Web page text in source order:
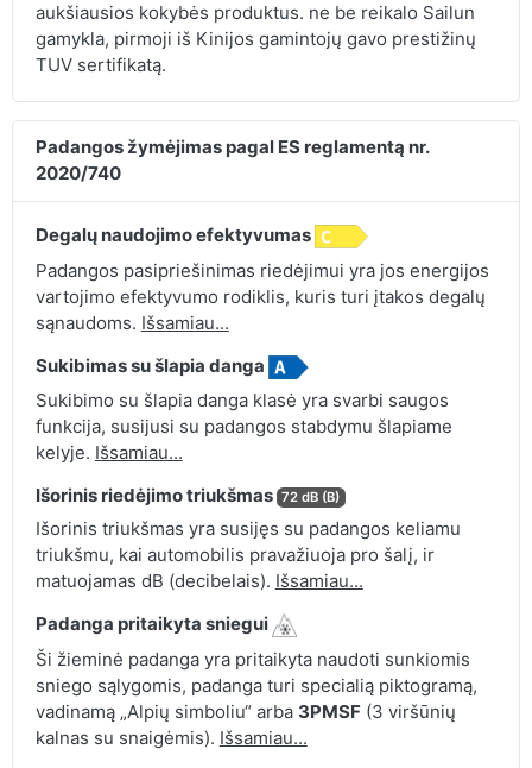
aukšiausios kokybės produktus. ne be reikalo Sailun
gamykla, pirmoji iš Kinijos gamintojų gavo prestižinų
TUV sertifikatą.
Padangos žymėjimas pagal ES reglamentą nr.
2020/740
Degalų naudojimo efektyvumas
Padangos pasipriešinimas riedėjimui yra jos energijos
vartojimo efektyvumo rodiklis, kuris turi įtakos degalų
sąnaudoms. Išsamiau...
Sukibimas su šlapia danga
Sukibimo su šlapia danga klasė yra svarbi saugos
funkcija, susijusi su padangos stabdymu šlapiame
kelyje. Išsamiau...
Išorinis riedėjimo triukšmas 72 dB (B)
Išorinis triukšmas yra susijęs su padangos keliamu
triukšmu, kai automobilis pravažiuoja pro šalį, ir
matuojamas dB (decibelais). Išsamiau...
Padanga pritaikyta sniegui
Ši žieminė padanga yra pritaikyta naudoti sunkiomis
sniego sąlygomis, padanga turi specialią piktogramą,
vadinamą „Alpių simboliu“ arba 3PMSF(3 viršūnių
kalnas su snaigėmis). Išsamiau...